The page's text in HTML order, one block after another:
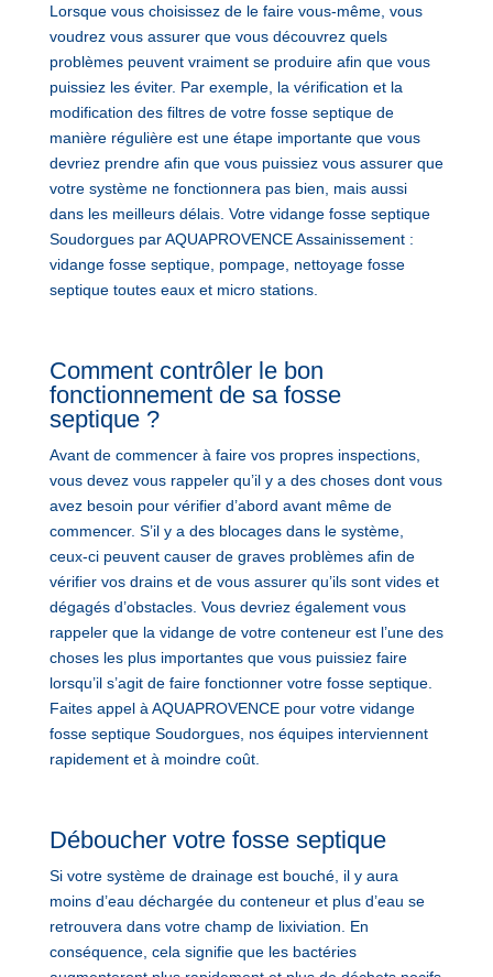
Lorsque vous choisissez de le faire vous-même, vous
voudrez vous assurer que vous découvrez quels
problèmes peuvent vraiment se produire afin que vous
puissiez les éviter. Par exemple, la vérification et la
modification des filtres de votre fosse septique de
manière régulière est une étape importante que vous
devriez prendre afin que vous puissiez vous assurer que
votre système ne fonctionnera pas bien, mais aussi
dans les meilleurs délais. Votre vidange fosse septique
Soudorgues par AQUAPROVENCE Assainissement :
vidange fosse septique, pompage, nettoyage fosse
septique toutes eaux et micro stations.
Comment contrôler le bon
fonctionnement de sa fosse
septique ?
Avant de commencer à faire vos propres inspections,
vous devez vous rappeler qu’il y a des choses dont vous
avez besoin pour vérifier d’abord avant même de
commencer. S’il y a des blocages dans le système,
ceux-ci peuvent causer de graves problèmes afin de
vérifier vos drains et de vous assurer qu’ils sont vides et
dégagés d’obstacles. Vous devriez également vous
rappeler que la vidange de votre conteneur est l’une des
choses les plus importantes que vous puissiez faire
lorsqu’il s’agit de faire fonctionner votre fosse septique.
Faites appel à AQUAPROVENCE pour votre vidange
fosse septique Soudorgues, nos équipes interviennent
rapidement et à moindre coût.
Déboucher votre fosse septique
Si votre système de drainage est bouché, il y aura
moins d’eau déchargée du conteneur et plus d’eau se
retrouvera dans votre champ de lixiviation. En
conséquence, cela signifie que les bactéries